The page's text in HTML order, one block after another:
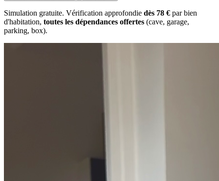
Simulation gratuite. Vérification approfondie dès 78 € par bien
d'habitation, toutes les dépendances offertes (cave, garage,
parking, box).